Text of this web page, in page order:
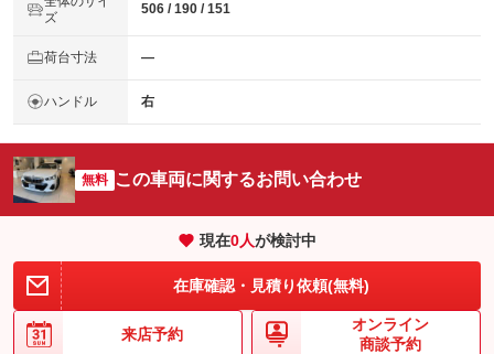
ズ
506 / 190 / 151
荷台寸法 ―
ハンドル 右
無料 この車両に関するお問い合わせ
現在0人が検討中
在庫確認・見積り依頼(無料)
来店予約
オンライン
商談予約